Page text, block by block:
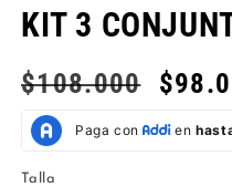
multimedia
1
una
ventana
KIT 3
Precio
$108.000
Precio
oferta
Talla